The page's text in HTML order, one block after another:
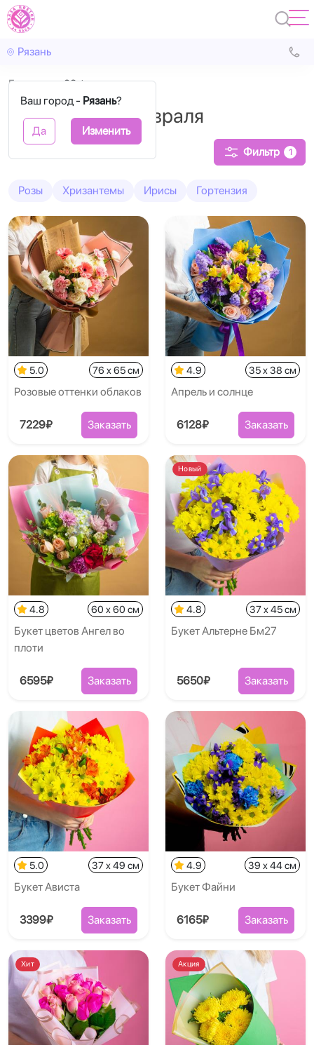
Рязань
Ваш город - Рязань?
Да Изменить
Главная 23 февраля
Букеты на 23 февраля
Фильтр 1
Розы Хризантемы Ирисы Гортензия
5.0 76 x 65 см
Розовые оттенки облаков
7229₽ Заказать
4.9 35 x 38 см
Апрель и солнце
6128₽ Заказать
4.8 60 x 60 см
Букет цветов Ангел во
плоти
6595₽ Заказать
Новый
4.8 37 x 45 см
Букет Альтерне Бм27
5650₽ Заказать
5.0 37 x 49 см
Букет Ависта
3399₽ Заказать
4.9 39 x 44 см
Букет Файни
6165₽ Заказать
Хит Акция